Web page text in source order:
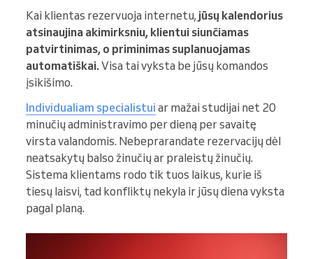
Kai klientas rezervuoja internetu, jūsų kalendorius
atsinaujina akimirksniu, klientui siunčiamas
patvirtinimas, o priminimas suplanuojamas
automatiškai.Visa tai vyksta be jūsų komandos
įsikišimo.
Individualiam specialistui ar mažai studijai net 20
minučių administravimo per dieną per savaitę
virsta valandomis. Nebeprarandate rezervacijų dėl
neatsakytų balso žinučių ar praleistų žinučių.
Sistema klientams rodo tik tuos laikus, kurie iš
tiesų laisvi, tad konfliktų nekyla ir jūsų diena vyksta
pagal planą.